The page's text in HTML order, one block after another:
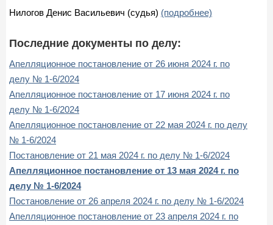
Нилогов Денис Васильевич (судья) (подробнее)
Последние документы по делу:
Апелляционное постановление от 26 июня 2024 г. по
делу № 1-6/2024
Апелляционное постановление от 17 июня 2024 г. по
делу № 1-6/2024
Апелляционное постановление от 22 мая 2024 г. по делу
№ 1-6/2024
Постановление от 21 мая 2024 г. по делу № 1-6/2024
Апелляционное постановление от 13 мая 2024 г. по
делу № 1-6/2024
Постановление от 26 апреля 2024 г. по делу № 1-6/2024
Апелляционное постановление от 23 апреля 2024 г. по